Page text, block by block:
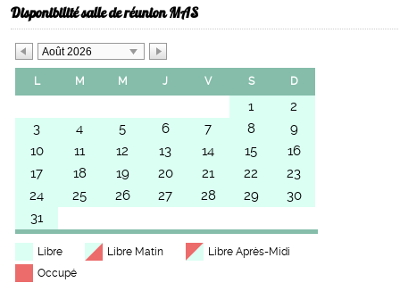
Disponibilité salle de réunion MAS
Août 2026
L M M J V S D
1
2
3
4 5 6 7 8
9
10
11 12 13 14 15
16
17
18 19 20 21 22
23
24
25 26 27 28 29
30
31
Libre Libre Matin
Libre Après-Midi
Occupé